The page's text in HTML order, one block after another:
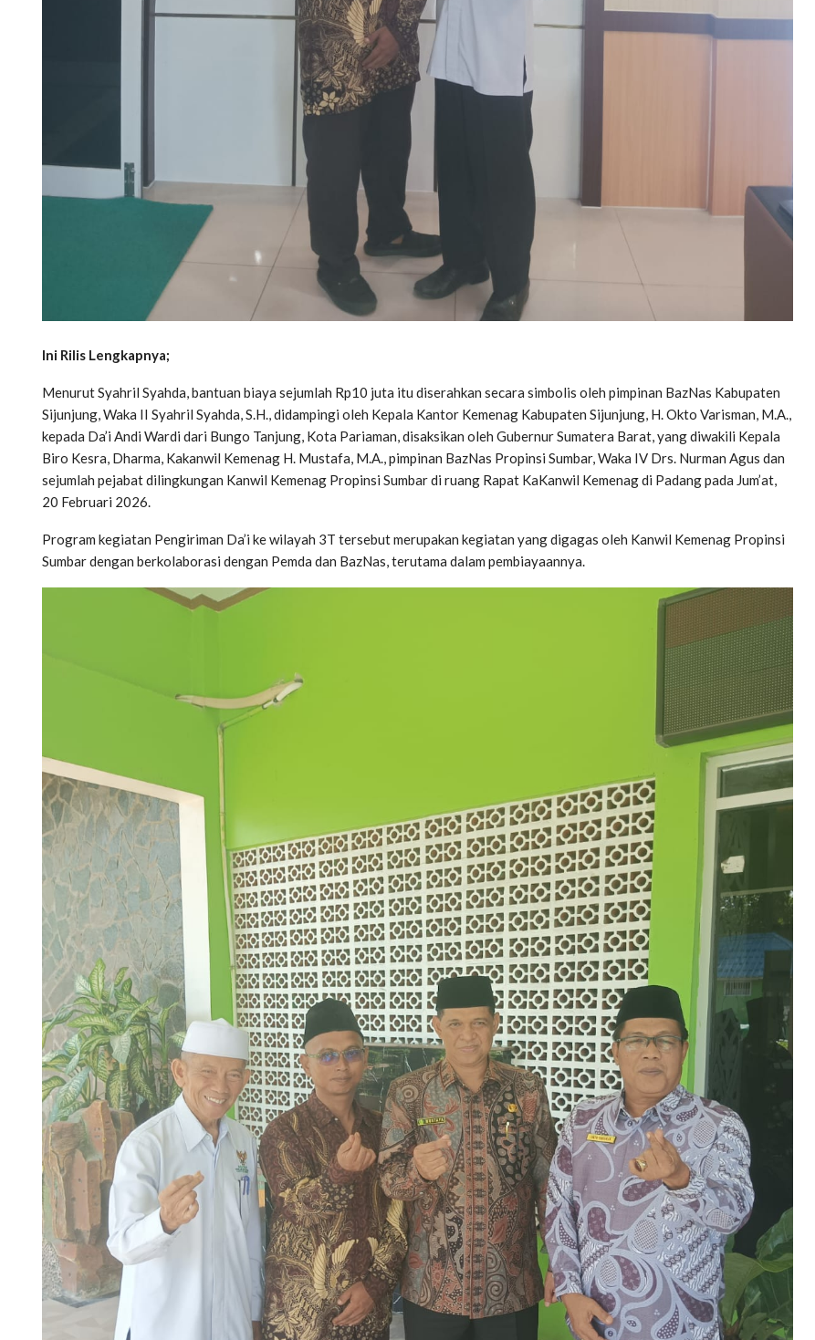
Ini Rilis Lengkapnya;
Menurut Syahril Syahda, bantuan biaya sejumlah Rp10 juta itu diserahkan secara simbolis oleh pimpinan BazNas Kabupaten
Sijunjung, Waka II Syahril Syahda, S.H., didampingi oleh Kepala Kantor Kemenag Kabupaten Sijunjung, H. Okto Varisman, M.A.,
kepada Da’i Andi Wardi dari Bungo Tanjung, Kota Pariaman, disaksikan oleh Gubernur Sumatera Barat, yang diwakili Kepala
Biro Kesra, Dharma, Kakanwil Kemenag H. Mustafa, M.A., pimpinan BazNas Propinsi Sumbar, Waka IV Drs. Nurman Agus dan
sejumlah pejabat dilingkungan Kanwil Kemenag Propinsi Sumbar di ruang Rapat KaKanwil Kemenag di Padang pada Jum’at,
20 Februari 2026.
Program kegiatan Pengiriman Da’i ke wilayah 3T tersebut merupakan kegiatan yang digagas oleh Kanwil Kemenag Propinsi
Sumbar dengan berkolaborasi dengan Pemda dan BazNas, terutama dalam pembiayaannya.